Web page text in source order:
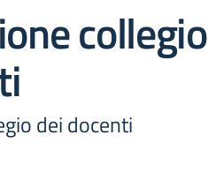
collegio
dei docenti